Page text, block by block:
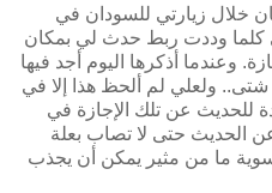
خلال زيارتي للسودان في
نفسي كلما وددت ربط حدث لي بمكان
وعندما أذكرها اليوم أجد فيها
ولعلي لم ألحظ هذا إلا في
للحديث عن تلك الإجازة في
الحديث حتى لا تصاب بعلة
ما من مثير يمكن أن يجذب